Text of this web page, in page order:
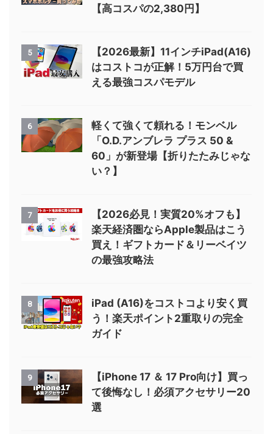
【高コスパの2,380円】
5
【2026最新】11インチiPad(A16)
はコストコが正解！5万円台で買
える最強コスパモデル
6
軽くて強くて頼れる！モンベル
「O.D.アンブレラ プラス 50 &
60」が新登場【折りたたみじゃな
い？】
7
【2026必見！実質20%オフも】
楽天経済圏ならApple製品はこう
買え！ギフトカード＆リーベイツ
の最強攻略法
8
iPad (A16)をコストコより安く買
う！楽天ポイント2重取りの完全
ガイド
9
【iPhone 17 ＆ 17 Pro向け】買っ
て後悔なし！必須アクセサリー20
選